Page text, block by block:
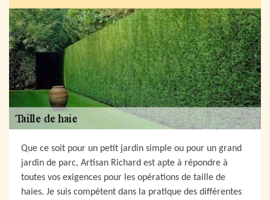
Que ce soit pour un petit jardin simple ou pour un grand
jardin de parc, Artisan Richard est apte à répondre à
toutes vos exigences pour les opérations de taille de
haies. Je suis compétent dans la pratique des différentes